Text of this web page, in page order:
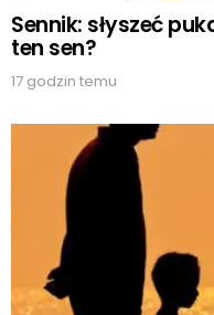
Sennik: słyszeć
ten sen?
17 godzin temu